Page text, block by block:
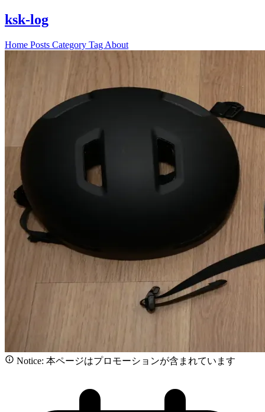
ksk-log
Home Posts Category Tag About
Notice: 本ページはプロモーションが含まれています